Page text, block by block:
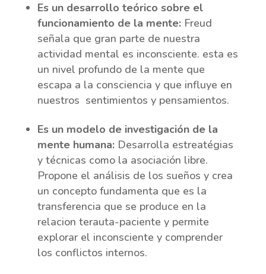
Es un desarrollo teórico sobre el
funcionamiento de la mente: Freud
señala que gran parte de nuestra
actividad mental es inconsciente. esta es
un nivel profundo de la mente que
escapa a la consciencia y que influye en
nuestros sentimientos y pensamientos.
Es un modelo de investigación de la
mente humana: Desarrolla estreatégias
y técnicas como la asociación libre.
Propone el análisis de los sueños y crea
un concepto fundamenta que es la
transferencia que se produce en la
relacion terauta-paciente y permite
explorar el inconsciente y comprender
los conflictos internos.